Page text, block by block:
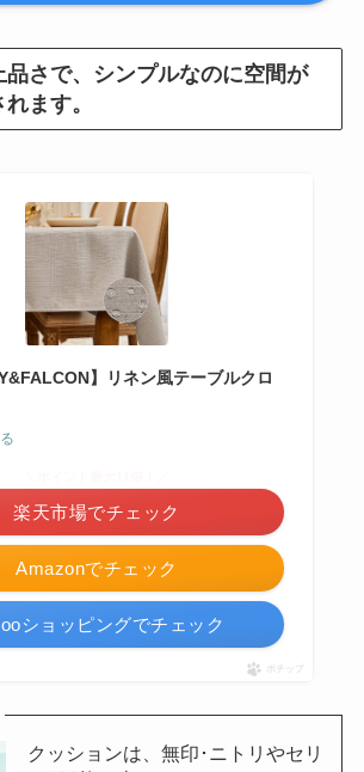
品さで、シンプルなのに空間が
ます。
】リネン風テーブルクロ
Amazonでチェック
楽天市場でチェック
ショッピングでチェック
ポチップ
クッションは、無印･ニトリやセリ